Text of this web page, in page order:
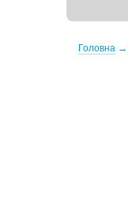
Головна →